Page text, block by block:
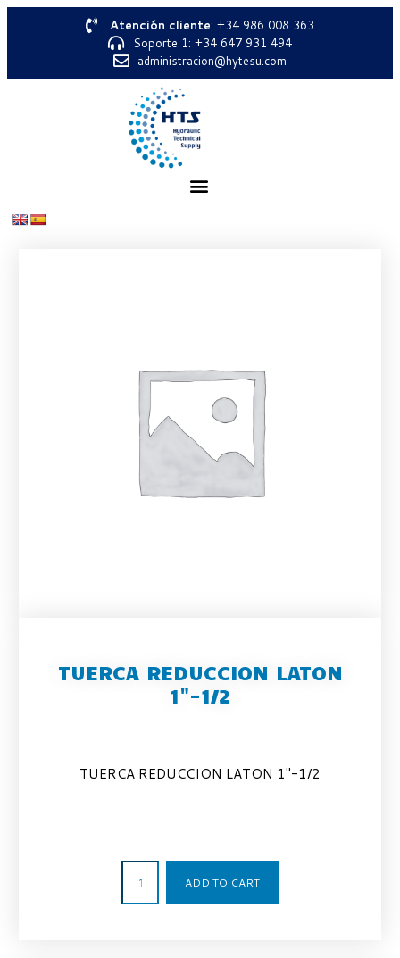
Atención cliente: +34 986 008 363
Soporte 1: +34 647 931 494
administracion@hytesu.com
TUERCA REDUCCION LATON
1"-1/2
TUERCA REDUCCION LATON 1″-1/2
ADD TO CART